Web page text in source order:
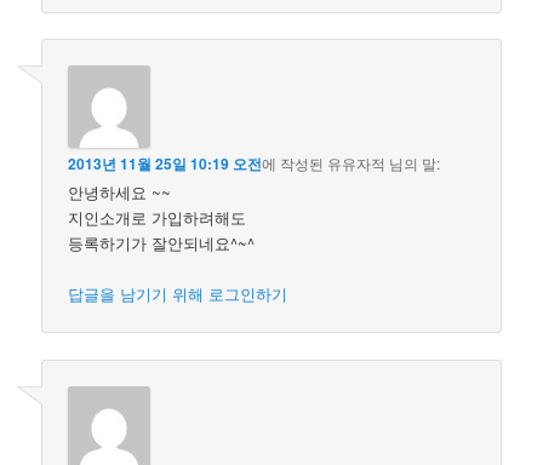
2013년 11월 25일 10:19 오전에 작성된 유유자적 님의 말:
안녕하세요 ~~
지인소개로 가입하려해도
등록하기가 잘안되네요^~^
답글을 남기기 위해 로그인하기